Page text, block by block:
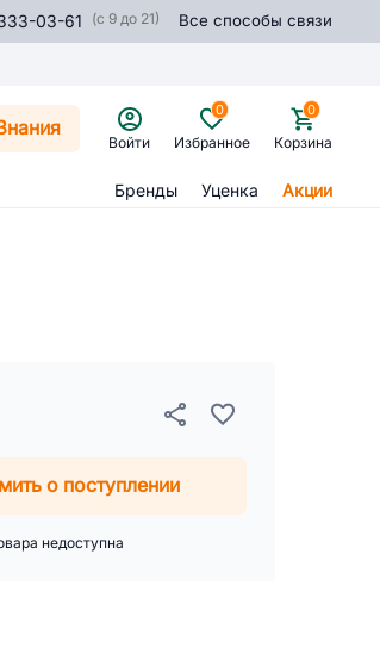
03-61 (с 9 до 21) Все способы связи
Войти Избранное
0
Корзина
0
Бренды Уценка Акции
о поступлении
недоступна